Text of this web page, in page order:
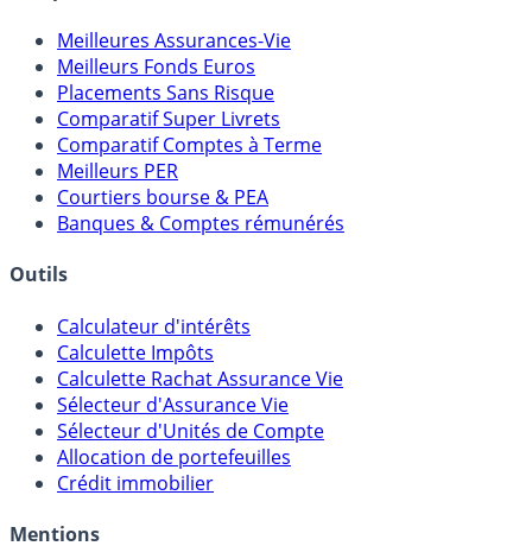
Comparatifs
Meilleures Assurances-Vie
Meilleurs Fonds Euros
Placements Sans Risque
Comparatif Super Livrets
Comparatif Comptes à Terme
Meilleurs PER
Banques & Comptes rémunérés
Outils
Calculateur d'intérêts
Calculette Impôts
Calculette Rachat Assurance Vie
Sélecteur d'Assurance Vie
Sélecteur d'Unités de Compte
Crédit immobilier